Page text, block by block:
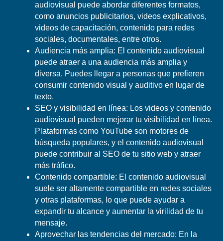
audiovisual puede abordar diferentes formatos,
como anuncios publicitarios, videos explicativos,
videos de capacitación, contenido para redes
sociales, documentales, entre otros.
Audiencia más amplia: El contenido audiovisual
puede atraer a una audiencia más amplia y
diversa. Puedes llegar a personas que prefieren
consumir contenido visual y auditivo en lugar de
texto.
SEO y visibilidad en línea: Los videos y contenido
audiovisual pueden mejorar tu visibilidad en línea.
Plataformas como YouTube son motores de
búsqueda populares, y el contenido audiovisual
puede contribuir al SEO de tu sitio web y atraer
más tráfico.
Contenido compartible: El contenido audiovisual
suele ser altamente compartible en redes sociales
y otras plataformas, lo que puede ayudar a
expandir tu alcance y aumentar la virilidad de tu
mensaje.
Aprovechar las tendencias del mercado: En la